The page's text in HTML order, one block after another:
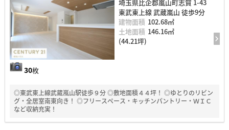
30枚
埼玉県比企郡嵐山町志賀 1-43
東武東上線 武蔵嵐山 徒歩9分
建物面積 102.68㎡
土地面積 146.16㎡
(44.21坪)
◎東武東上線武蔵嵐山駅徒歩９分 ◎敷地面積４４坪！ ◎ゆとりのリビン
グ・全居室南東向き！ ◎フリースペース・キッチンパントリー・ＷＩＣ
など収納充実！